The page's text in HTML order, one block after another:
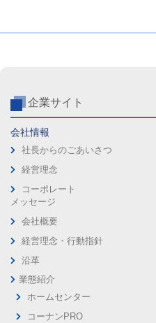
企業サイト
会社情報
社長からのごあいさつ
経営理念
コーポレート
メッセージ
会社概要
経営理念・行動指針
沿革
業態紹介
ホームセンター
コーナンPRO